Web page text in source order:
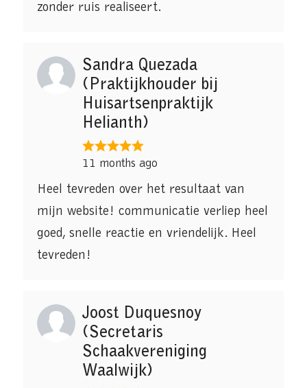
zonder ruis realiseert.
Sandra Quezada
(Praktijkhouder bij
Huisartsenpraktijk
Helianth)
11 months ago
Heel tevreden over het resultaat van
mijn website! communicatie verliep heel
goed, snelle reactie en vriendelijk. Heel
tevreden!
Joost Duquesnoy
(Secretaris
Schaakvereniging
Waalwijk)